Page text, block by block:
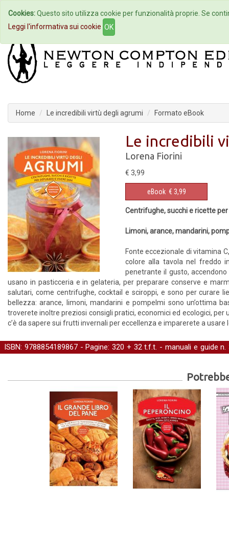
Home Autori Eventi
Home Le incredibili virtù degli agrumi Formato eBook
Le incredibili
Lorena Fiorini
€ 3,99
eBook € 3,99
Centrifughe, succhi e ricette
Limoni, arance, mandarini,
Fonte eccezionale di vitamina
colore alla tavola nel freddo
penetrante il gusto,
usano in pasticceria e in gelateria, per preparare conserve e
salutari, come centrifughe, cocktail e sciroppi, e sono per curare
bellezza: arance, limoni, mandarini e pompelmi sono un’ottima
troverete inoltre preziosi consigli pratici, economici ed ecologici,
c’è da sapere sui frutti invernali per eccellenza e imparerete a
ISBN: 9788854189867 - Pagine: 320 + 32 t.f.t. -manuali e guide n.
Cookies:Questo sito utilizza cookie per funzionalità proprie. Se
Leggi l'informativa sui cookie OK